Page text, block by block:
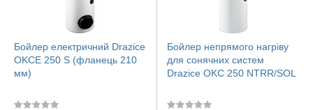
Бойлер електричний Drazice
OKCE 250 S (фланець 210
мм)
Бойлер непрямого нагріву
для сонячних систем
Drazice OKC 250 NTRR/SOL